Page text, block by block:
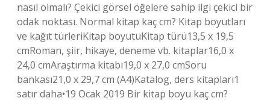
nasıl olmalı? Çekici görsel öğelere sahip ilgi çekici bir
odak noktası. Normal kitap kaç cm? Kitap boyutları
ve kağıt türleriKitap boyutuKitap türü13,5 x 19,5
cmRoman, şiir, hikaye, deneme vb. kitaplar16,0 x
24,0 cmAraştırma kitabı19,0 x 27,0 cmSoru
bankası21,0 x 29,7 cm (A4)Katalog, ders kitapları1
satır daha•19 Ocak 2019 Bir kitap boyu kaç cm?